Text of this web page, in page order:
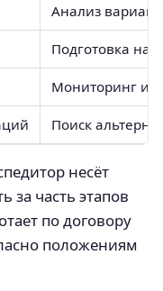
Анализ
Подготовка
Мониторинг и
Поиск
несёт
за часть этапов
по договору
положениям